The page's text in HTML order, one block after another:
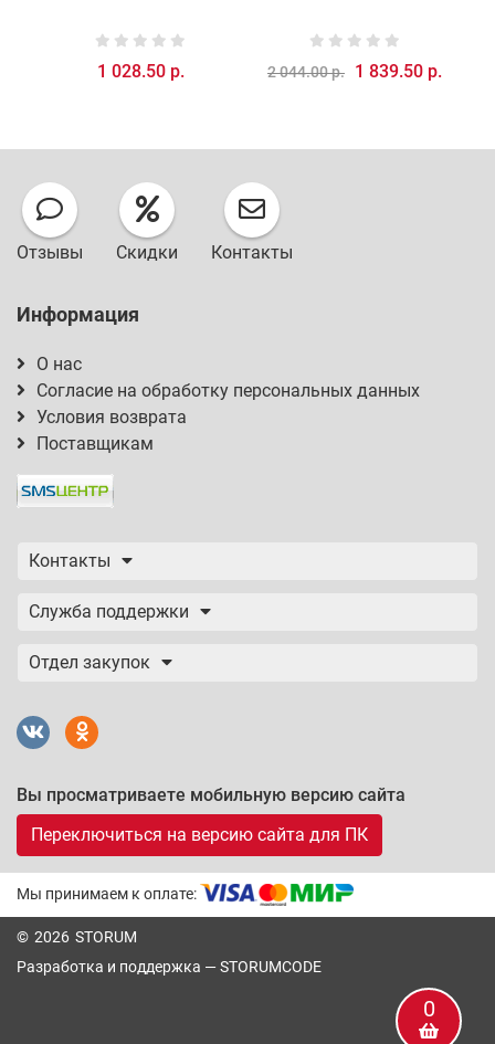
0
1 028.50 р. 2 044.00 р. 1 839.50 р.
Отзывы Скидки Контакты
Информация
О нас
Согласие на обработку персональных данных
Условия возврата
Поставщикам
Контакты
Служба поддержки
Отдел закупок
Вы просматриваете мобильную версию сайта
Переключиться на версию сайта для ПК
Мы принимаем к оплате:
© 2026 STORUM
Разработка и поддержка — STORUMCODE